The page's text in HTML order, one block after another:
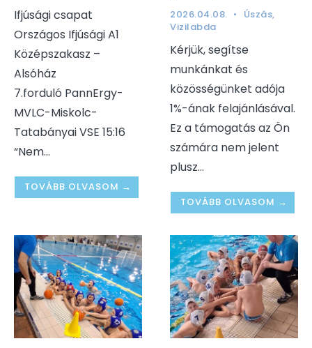
Ifjúsági csapat
Országos Ifjúsági A1
Középszakasz –
Alsóház
7.forduló PannErgy-
MVLC-Miskolc-
Tatabányai VSE 15:16
“Nem...
TOVÁBB OLVASOM →
2026.04.08. • Úszás,
Vizilabda
Kérjük, segítse
munkánkat és
közösségünket adója
1%-ának felajánlásával.
Ez a támogatás az Ön
számára nem jelent
plusz...
TOVÁBB OLVASOM →